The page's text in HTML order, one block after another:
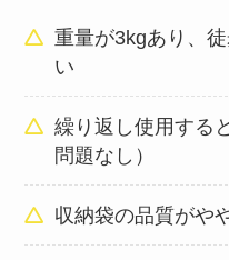
重量が3kgあり、
い
繰り返し使用する
問題なし）
収納袋の品質がや